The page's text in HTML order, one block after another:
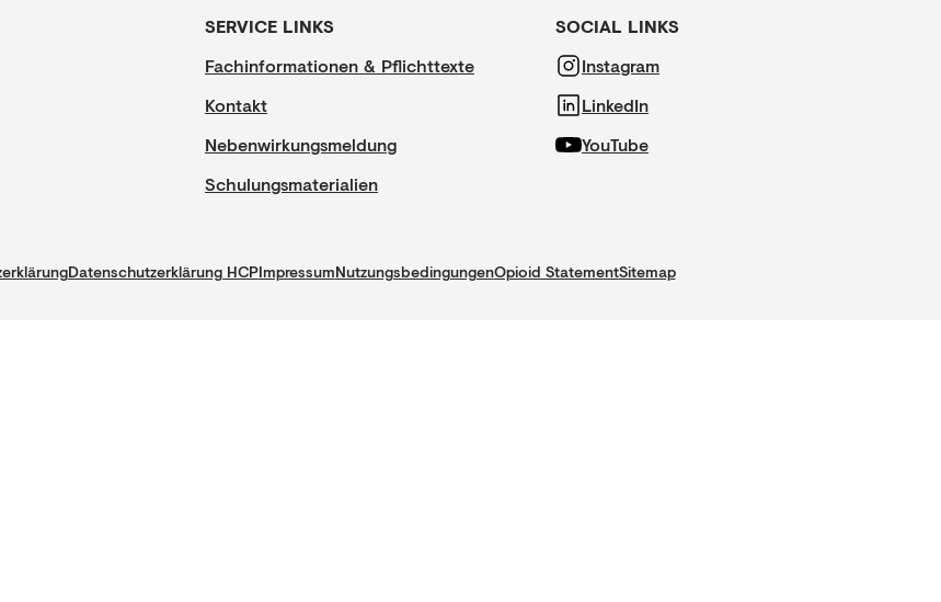
SERVICE LINKS
Fachinformationen & Pflichttexte
Kontakt
Nebenwirkungsmeldung
Schulungsmaterialien
SOCIAL LINKS
Instagram
LinkedIn
YouTube
Datenschutzerklärung HCPImpressumNutzungsbedingungenOpioid StatementSitemap